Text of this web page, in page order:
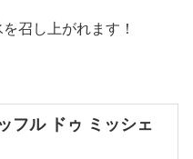
召し上がれます！
フル ドゥ ミッシェ